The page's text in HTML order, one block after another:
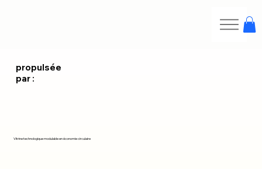
propulsée
par :
Vitrine technologique modulable en économie circulaire